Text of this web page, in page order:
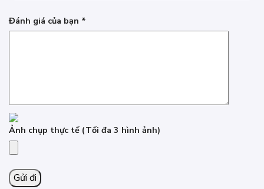
Đánh giá của bạn *
Ảnh chụp thực tế (Tối đa 3 hình ảnh)